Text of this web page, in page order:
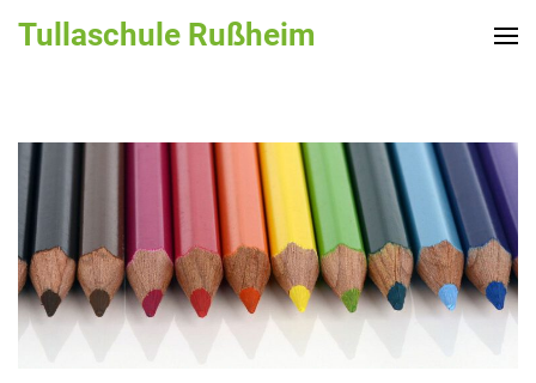
Inhalt
drücken)
Tullaschule Rußheim